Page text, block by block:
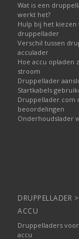
Wat is een
werkt het?
Hulp bij het kiezen
druppellader
Verschil tussen
acculader
Hoe accu opladen
stroom
Druppellader
Startkabels
Druppellader.com
beoordelingen
Onderhoudslader
DRUPPELLADER
ACCU
Druppelladers
accu